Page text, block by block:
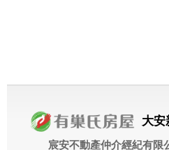
大安
宸安不動產仲介經紀有限